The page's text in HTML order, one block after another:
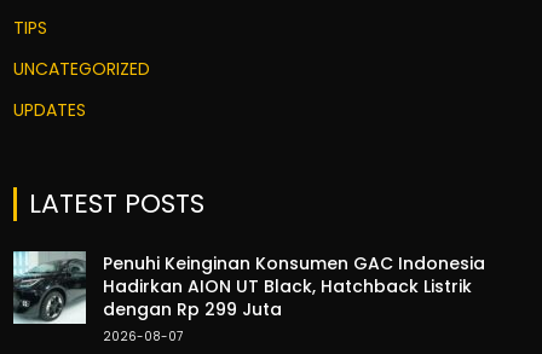
TIPS
UNCATEGORIZED
UPDATES
LATEST POSTS
Penuhi Keinginan Konsumen GAC Indonesia
Hadirkan AION UT Black, Hatchback Listrik
dengan Rp 299 Juta
2026-08-07